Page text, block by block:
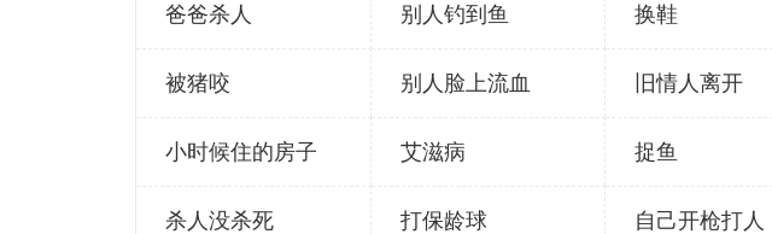
爸爸杀人 别人钓到鱼 换鞋
被猪咬 别人脸上流血 旧情人离开
小时候住的房子 艾滋病 捉鱼
杀人没杀死 打保龄球 自己开枪打人